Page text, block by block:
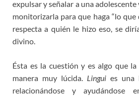
expulsar y señalar a una
monitorizarla para que haga “lo que
respecta a quién le hizo eso, se
divino.
Ésta es la cuestión y es algo que
manera muy lúcida. Lingui es una
relacionándose y ayudándose